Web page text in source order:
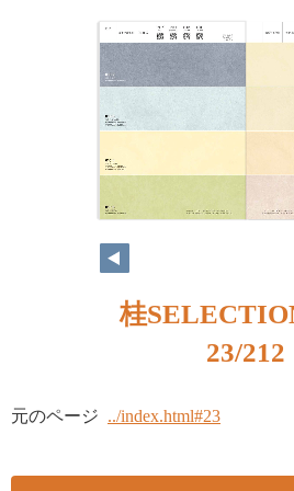
桂
23/212
元のページ ../index.html#23